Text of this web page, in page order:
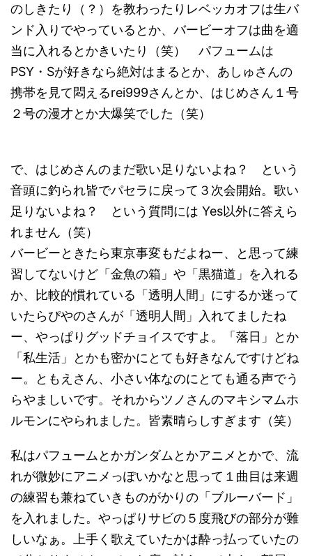
のしきたり（？）を教わったりレベッカオフは生バ
ンド入りでやっているとか、バービーオフは曲を適
当に入れるとかきいたり（笑） パフュームは
PSY・Sが好きなら絶対はまるとか、あしゅさんの
携帯を見て悶えるrei999さんとか、はじめさん１号
２号の漫才とか大爆笑でした（笑）
で、はじめさんのまだ歌い足りないよね？ という
音頭に釣られ皆でパセラに戻って３次会開始。歌い
足りないよね？ という質問には Yes以外に答えら
れません（笑）
バービーときたら東京事変もだよねー、と思って練
習してないけど「金魚の箱」や「黒猫道」を入れる
か、比較的慣れている「透明人間」にするか迷って
いたらぴやのさんが「透明人間」入れてましたね
ー、やっぱりグッドチョイスですよ。「落日」とか
「私生活」とかも密かにとても好きなんですけどね
ー。ともえさん、小さい体なのにとても通る声でう
らやましいです。それからツノさんのマキシマムホ
ルモンにやられました。皆素晴らしすぎます（笑）
私はパフュームとかガンダムとかアニメとかで、流
れが微妙にアニメっぽいかなと思って１曲目は来週
の練習も兼ねていきものがかりの「ブルーバード」
を入れました。やっぱりサビの５度飛びの部分が難
しいなぁ。上手く歌えていたかは酔っ払っていたの